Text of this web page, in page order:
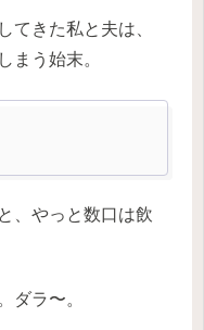
てきた私と夫は、
まう始末。
、やっと数口は飲
ダラ〜。